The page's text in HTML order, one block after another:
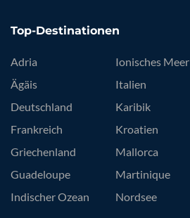
Top-Destinationen
Adria
Ägäis
Deutschland
Frankreich
Griechenland
Guadeloupe
Indischer Ozean
Ionisches Meer
Italien
Karibik
Kroatien
Mallorca
Martinique
Nordsee